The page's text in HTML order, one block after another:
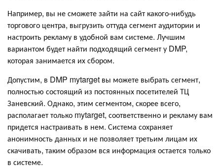
Например, вы не сможете зайти на сайт какого-нибудь
торгового центра, выгрузить оттуда сегмент аудитории и
настроить рекламу в удобной вам системе. Лучшим
вариантом будет найти подходящий сегмент у DMP,
которая занимается их сбором.
Допустим, в DMP mytarget вы можете выбрать сегмент,
полностью состоящий из постоянных посетителей ТЦ
Заневский. Однако, этим сегментом, скорее всего,
располагает только mytarget, соответственно и рекламу вам
придется настраивать в нем. Система сохраняет
анонимность данных и не позволяет третьим лицам их
скачивать, таким образом вся информация остается только
в системе.